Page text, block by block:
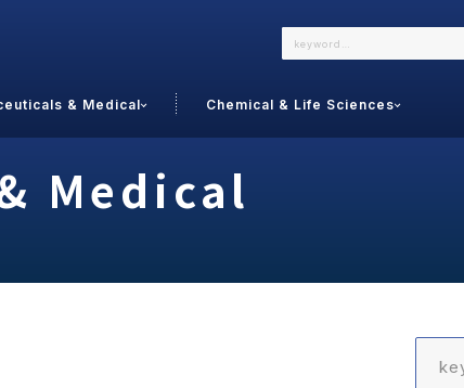
& Medical Chemical & Life Sciences
カテゴリで選ぶ 調査の種類で
くはこちら
トップ
ご利用
Medical